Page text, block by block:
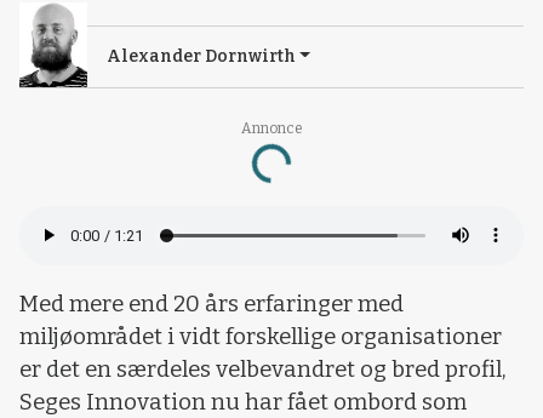
Annonce
Loading...
Alexander Dornwirth
Med mere end 20 års erfaringer med
miljøområdet i vidt forskellige organisationer
er det en særdeles velbevandret og bred profil,
Seges Innovation nu har fået ombord som